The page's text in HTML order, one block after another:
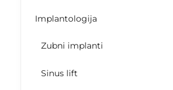
Implantologija
Zubni implanti
Sinus lift